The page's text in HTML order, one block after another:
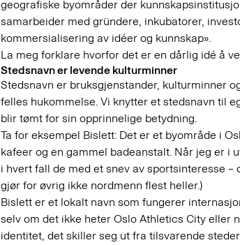
geografiske byområder der
samarbeider med gründere, inkubatorer,
kommersialisering av idéer og kunnskap».
La meg forklare hvorfor det er en dårlig idé å
Stedsnavn er levende kulturminner
Stedsnavn er bruksgjenstander, kulturminner
felles hukommelse. Vi knytter et stedsnavn til
blir tømt for sin opprinnelige betydning.
Ta for eksempel Bislett: Det er et byområde i
kafeer og en gammel badeanstalt. Når jeg er i
i hvert fall de med et snev av sportsinteresse
gjør for øvrig ikke nordmenn flest heller.)
Bislett er et lokalt navn som fungerer
selv om det ikke heter Oslo Athletics City eller
identitet, det skiller seg ut fra tilsvarende